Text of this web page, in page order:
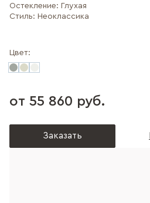
Остекление: Глухая
Стиль: Неоклассика
Цвет:
от 55 860 руб.
Заказать